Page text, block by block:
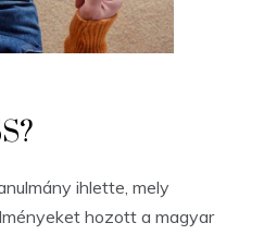
ihlette, mely
hozott a magyar